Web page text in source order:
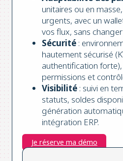
unitaires ou en
urgents, avec un
vos flux, sans
Sécurité :
hautement sécurisé
authentification
permissions et
Visibilité : suivi en
statuts, soldes
génération
intégration ERP.
Je réserve ma démo